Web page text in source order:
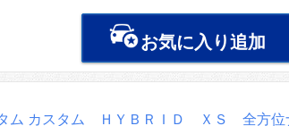
お気に入り追加
タム カスタム ＨＹＢＲＩＤ ＸＳ 全方